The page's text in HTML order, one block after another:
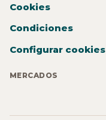
Cookies
Condiciones
Configurar cookies
MERCADOS